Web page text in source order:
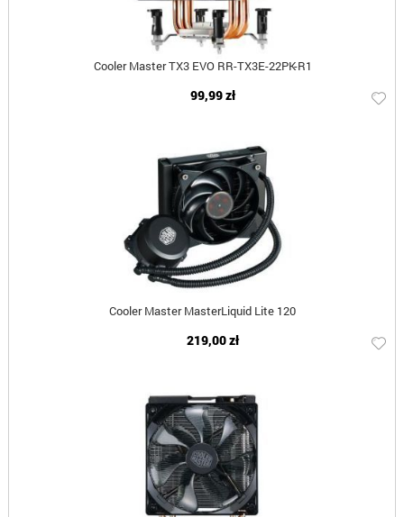
Cooler Master TX3 EVO RR-TX3E-22PK-R1
99,99 zł
Cooler Master MasterLiquid Lite 120
219,00 zł